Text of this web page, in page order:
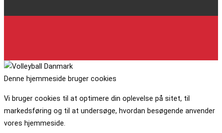
Denne hjemmeside bruger cookies
Vi bruger cookies til at optimere din oplevelse på sitet, til
markedsføring og til at undersøge, hvordan besøgende anvender
vores hjemmeside.